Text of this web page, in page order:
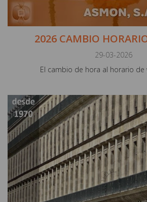
2026 CAMBIO
29-03-2026
El cambio de hora al horario de